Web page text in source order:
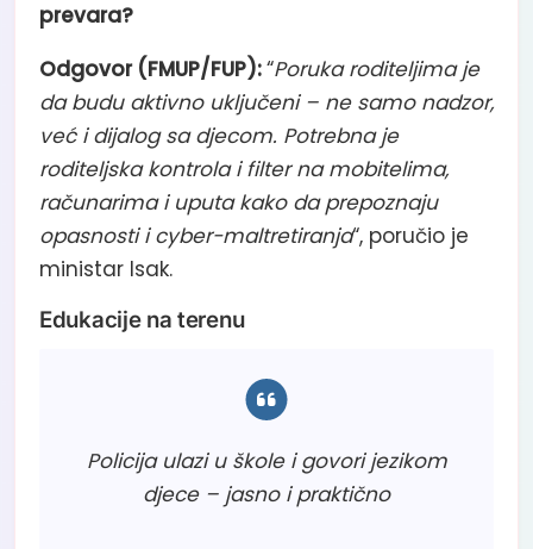
prevara?
Odgovor (FMUP/FUP):“Poruka roditeljima je
da budu aktivno uključeni – ne samo nadzor,
već i dijalog sa djecom. Potrebna je
roditeljska kontrola i filter na mobitelima,
računarima i uputa kako da prepoznaju
opasnosti i cyber-maltretiranja“, poručio je
ministar Isak.
Edukacije na terenu
Policija ulazi u škole i govori jezikom
djece – jasno i praktično